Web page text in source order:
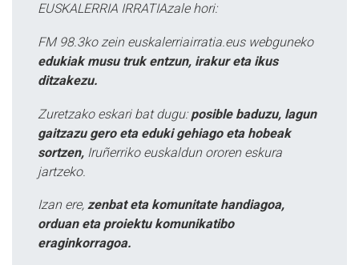
EUSKALERRIA IRRATIAzale hori:
FM 98.3ko zein euskalerriairratia.eus webguneko
edukiak musu truk entzun, irakur eta ikus
ditzakezu.
Zuretzako eskari bat dugu: posible baduzu, lagun
gaitzazu gero eta eduki gehiago eta hobeak
sortzen, Iruñerriko euskaldun ororen eskura
jartzeko.
Izan ere, zenbat eta komunitate handiagoa,
orduan eta proiektu komunikatibo
eraginkorragoa.